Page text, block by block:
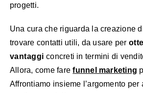
progetti.
Una cura che riguarda la creazione
trovare contatti utili, da usare per
vantaggi concreti in termini di
Allora, come farefunnel marketing
Affrontiamo insieme l’argomento per